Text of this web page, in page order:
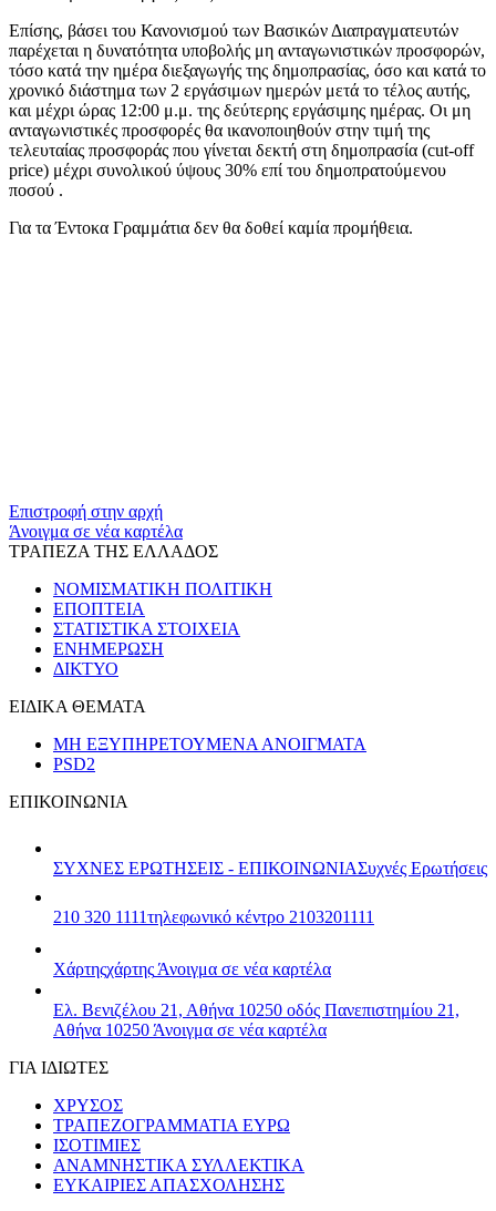
Επίσης, βάσει του Κανονισμού των Βασικών Διαπραγματευτών
παρέχεται η δυνατότητα υποβολής μη ανταγωνιστικών προσφορών,
τόσο κατά την ημέρα διεξαγωγής της δημοπρασίας, όσο και κατά το
χρονικό διάστημα των 2 εργάσιμων ημερών μετά το τέλος αυτής,
και μέχρι ώρας 12:00 μ.μ. της δεύτερης εργάσιμης ημέρας. Οι μη
ανταγωνιστικές προσφορές θα ικανοποιηθούν στην τιμή της
τελευταίας προσφοράς που γίνεται δεκτή στη δημοπρασία (cut-off
price) μέχρι συνολικού ύψους 30% επί του δημοπρατούμενου
ποσού .
Για τα Έντοκα Γραμμάτια δεν θα δοθεί καμία προμήθεια.
Επιστροφή στην αρχή
Άνοιγμα σε νέα καρτέλα
ΤΡΑΠΕΖΑ ΤΗΣ ΕΛΛΑΔΟΣ
ΝΟΜΙΣΜΑΤΙΚΗ ΠΟΛΙΤΙΚΗ
ΕΠΟΠΤΕΙΑ
ΣΤΑΤΙΣΤΙΚΑ ΣΤΟΙΧΕΙΑ
ΕΝΗΜΕΡΩΣΗ
ΔΙΚΤΥΟ
ΕΙΔΙΚΑ ΘΕΜΑΤΑ
ΜΗ ΕΞΥΠΗΡΕΤΟΥΜΕΝΑ ΑΝΟΙΓΜΑΤΑ
PSD2
ΕΠΙΚΟΙΝΩΝΙΑ
ΣΥΧΝΕΣ ΕΡΩΤΗΣΕΙΣ - ΕΠΙΚΟΙΝΩΝΙΑΣυχνές Ερωτήσεις
210 320 1111τηλεφωνικό κέντρο 2103201111
Χάρτηςχάρτης Άνοιγμα σε νέα καρτέλα
Ελ. Βενιζέλου 21, Αθήνα 10250 οδός Πανεπιστημίου 21,
Αθήνα 10250 Άνοιγμα σε νέα καρτέλα
ΓΙΑ ΙΔΙΩΤΕΣ
ΧΡΥΣΟΣ
ΤΡΑΠΕΖΟΓΡΑΜΜΑΤΙΑ ΕΥΡΩ
ΙΣΟΤΙΜΙΕΣ
ΑΝΑΜΝΗΣΤΙΚΑ ΣΥΛΛΕΚΤΙΚΑ
ΕΥΚΑΙΡΙΕΣ ΑΠΑΣΧΟΛΗΣΗΣ